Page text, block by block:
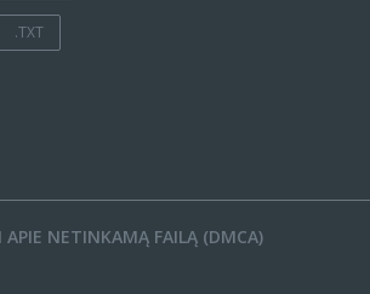
.TXT
APIE NETINKAMĄ FAILĄ (DMCA)